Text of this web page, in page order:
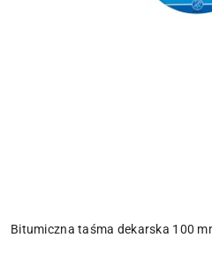
Bitumiczna taśma dekarska 100